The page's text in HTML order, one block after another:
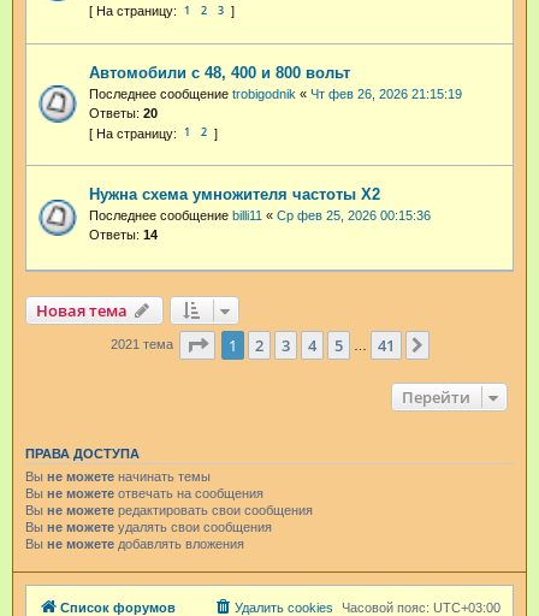
1 2 3
Автомобили с 48, 400 и 800 вольт
Последнее сообщение trobigodnik « Чт фев 26, 2026 21:15:19
Ответы: 20
1 2
Нужна схема умножителя частоты Х2
Последнее сообщение billi11 « Ср фев 25, 2026 00:15:36
Ответы: 14
Новая тема
2021 тема Страница из 41
1 2 3 4 5 41
Перейти
ПРАВА ДОСТУПА
Вы не можете начинать темы
Вы не можете отвечать на сообщения
Вы не можете редактировать свои сообщения
Вы не можете удалять свои сообщения
Вы не можете добавлять вложения
Список форумов Часовой пояс: UTC+03:00
Удалить cookies